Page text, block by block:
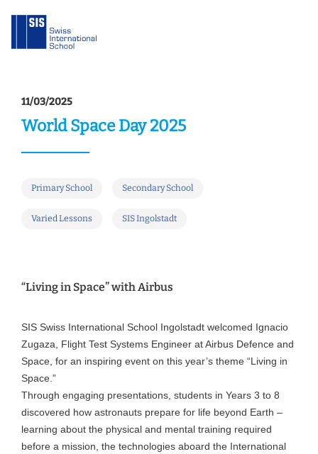
11/03/2025
World Space Day 2025
Primary School Secondary School
Varied Lessons SIS Ingolstadt
“Living in Space” with Airbus
SIS Swiss International School Ingolstadt welcomed Ignacio
Zugaza, Flight Test Systems Engineer at Airbus Defence and
Space, for an inspiring event on this year’s theme “Living in
Space.”
Through engaging presentations, students in Years 3 to 8
discovered how astronauts prepare for life beyond Earth –
learning about the physical and mental training required
before a mission, the technologies aboard the International